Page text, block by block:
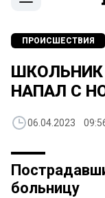
ПРОИСШЕСТВИЯ
ШКОЛЬНИК
НАПАЛ С
06.04.2023
больницу